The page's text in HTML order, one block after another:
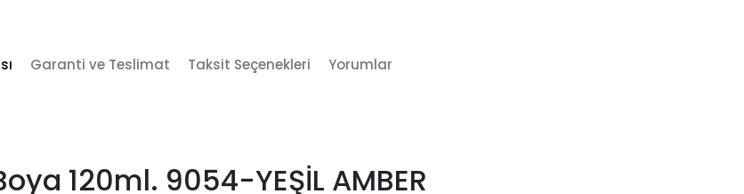
Garanti ve Teslimat Taksit Seçenekleri Yorumlar
120ml. 9054-YEŞİL AMBER